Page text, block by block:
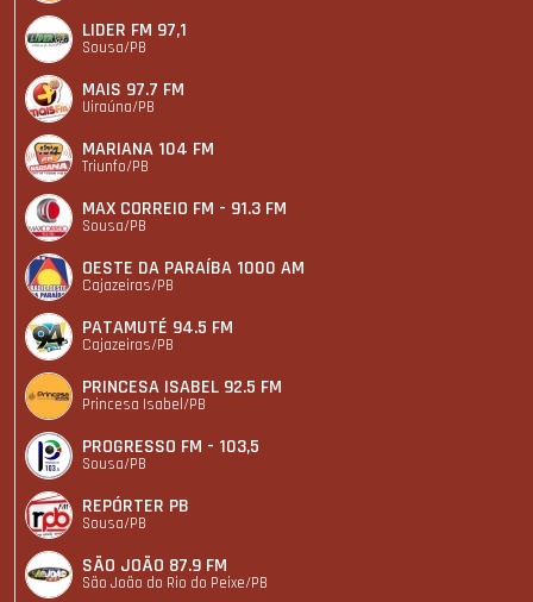
LIDER FM 97,1
Sousa/PB
MAIS 97.7 FM
Uiraúna/PB
MARIANA 104 FM
Triunfo/PB
MAX CORREIO FM - 91.3 FM
Sousa/PB
OESTE DA PARAÍBA 1000 AM
Cajazeiras/PB
PATAMUTÉ 94.5 FM
Cajazeiras/PB
PRINCESA ISABEL 92.5 FM
Princesa Isabel/PB
PROGRESSO FM - 103,5
Sousa/PB
REPÓRTER PB
Sousa/PB
SÃO JOÃO 87.9 FM
São João do Rio do Peixe/PB